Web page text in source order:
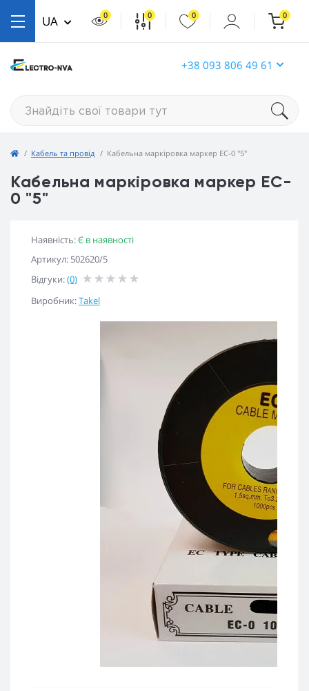
+38 093 806 49 61
UA 0 0 0 0
Кабель та провід Кабельна маркіровка маркер EC-0 "5"
Кабельна маркіровка маркер EC-
0 "5"
Наявність:Є в наявності
Артикул: 502620/5
Відгуки:(0)
Виробник:Takel